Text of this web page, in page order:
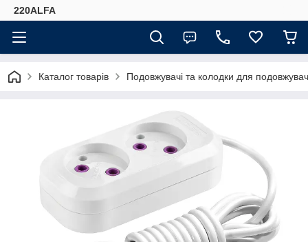
220ALFA
Каталог товарів Подовжувачі та колодки для